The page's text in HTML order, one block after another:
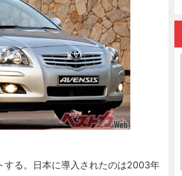
る。日本に導入されたのは2003年